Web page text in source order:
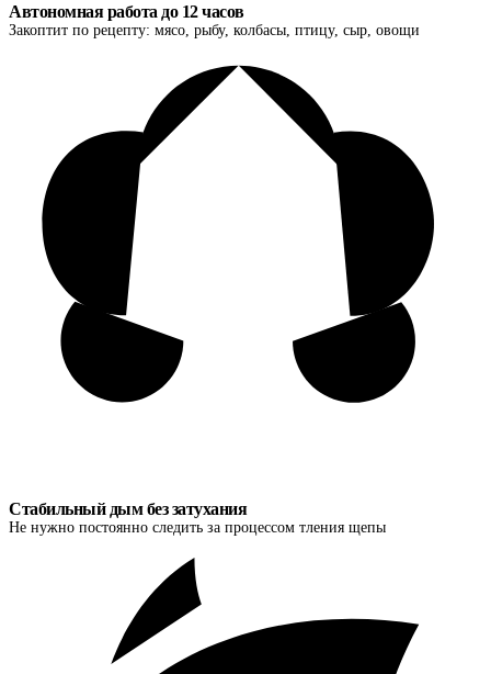
Автономная работа до 12 часов
Закоптит по рецепту: мясо, рыбу, колбасы, птицу, сыр, овощи
Стабильный дым без затухания
Не нужно постоянно следить за процессом тления щепы